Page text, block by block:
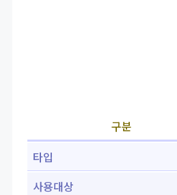
구분
타입
사용대상